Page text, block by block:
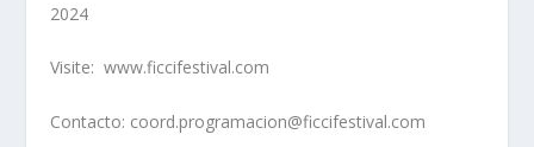
2024
Visite: www.ficcifestival.com
Contacto: coord.programacion@ficcifestival.com